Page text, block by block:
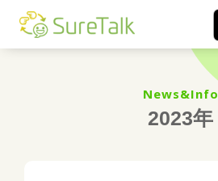
News&Info
2023年